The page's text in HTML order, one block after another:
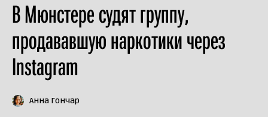
В Мюнстере судят группу,
продававшую наркотики через
Instagram
Анна Гончар